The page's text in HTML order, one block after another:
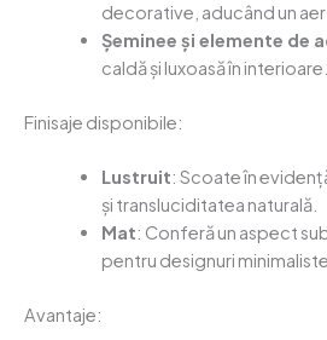
decorative, aducând un aer
Șeminee și elemente de
caldă și luxoasă în interioare.
Finisaje disponibile:
Lustruit: Scoate în
și transluciditatea naturală.
Mat: Conferă un aspect
pentru designuri minimaliste.
Avantaje: